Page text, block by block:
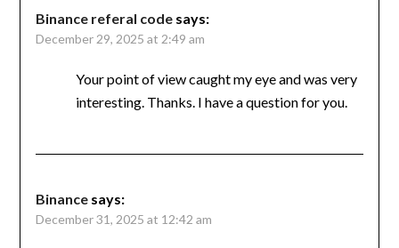
Binance referal code says:
December 29, 2025 at 2:49 am
Your point of view caught my eye and was very
interesting. Thanks. I have a question for you.
Binance says:
December 31, 2025 at 12:42 am